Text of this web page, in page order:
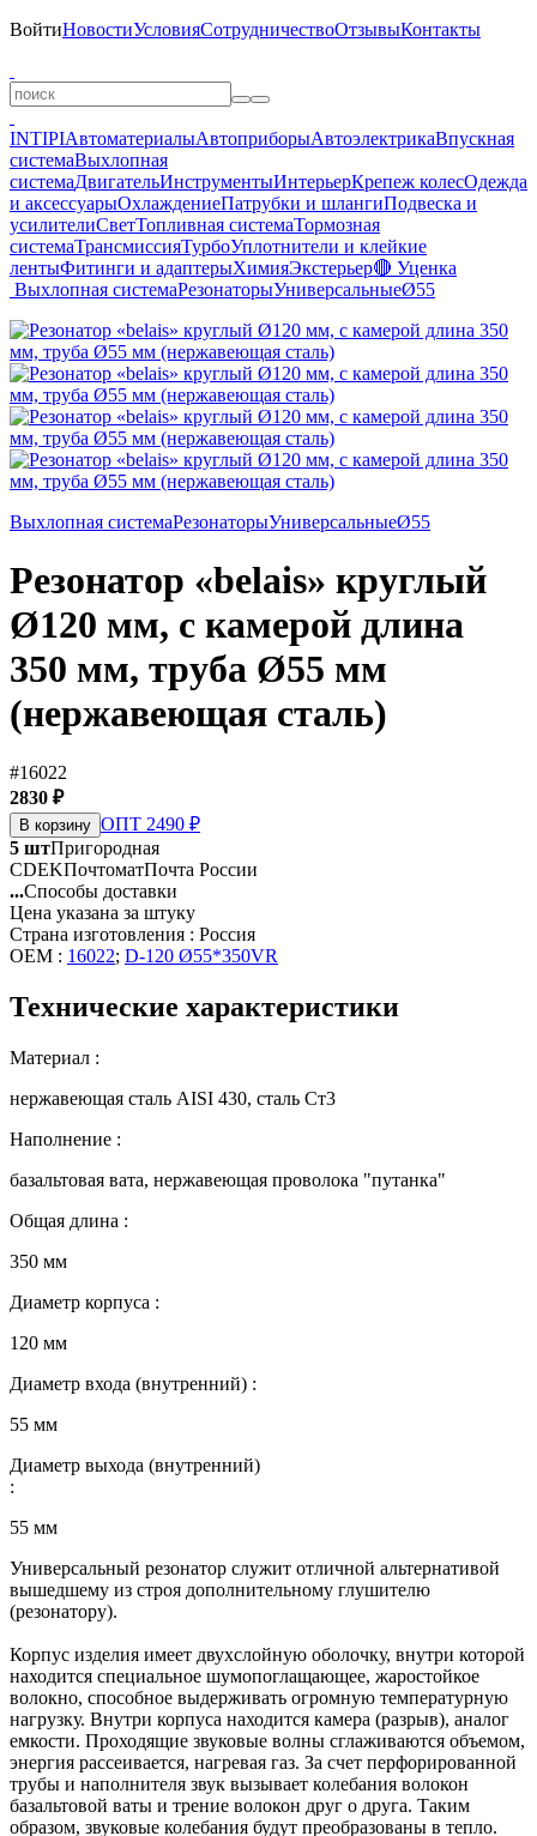
ВойтиНовостиУсловияСотрудничествоОтзывыКонтакты
INTIPIАвтоматериалыАвтоприборыАвтоэлектрикаВпускная
системаВыхлопная
системаДвигательИнструментыИнтерьерКрепеж колесОдежда
и аксессуарыОхлаждениеПатрубки и шлангиПодвеска и
усилителиСветТопливная системаТормозная
системаТрансмиссияТурбоУплотнители и клейкие
лентыФитинги и адаптерыХимияЭкстерьер🔴 Уценка
Выхлопная системаРезонаторыУниверсальныеØ55
Выхлопная системаРезонаторыУниверсальныеØ55
Резонатор «belais» круглый
Ø120 мм, c камерой длина
350 мм, труба Ø55 мм
(нержавеющая сталь)
#16022
2830 ₽
В корзину ОПТ 2490 ₽
5 штПригородная
CDEKПочтоматПочта России
...Способы доставки
Цена указана за штуку
Страна изготовления : Россия
OEM : 16022; D-120 Ø55*350VR
Технические характеристики
Материал :
нержавеющая сталь AISI 430, сталь Ст3
Наполнение :
базальтовая вата, нержавеющая проволока "путанка"
Общая длина :
350 мм
Диаметр корпуса :
120 мм
Диаметр входа (внутренний) :
55 мм
Диаметр выхода (внутренний)
:
55 мм
Универсальный резонатор служит отличной альтернативой
вышедшему из строя дополнительному глушителю
(резонатору).
Корпус изделия имеет двухслойную оболочку, внутри которой
находится специальное шумопоглащающее, жаростойкое
волокно, способное выдерживать огромную температурную
нагрузку. Внутри корпуса находится камера (разрыв), аналог
емкости. Проходящие звуковые волны сглаживаются объемом,
энергия рассеивается, нагревая газ. За счет перфорированной
трубы и наполнителя звук вызывает колебания волокон
базальтовой ваты и трение волокон друг о друга. Таким
образом, звуковые колебания будут преобразованы в тепло.